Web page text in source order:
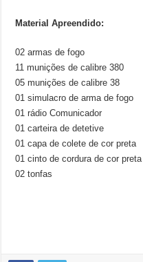
Material Apreendido:
02 armas de fogo
11 munições de calibre 380
05 munições de calibre 38
01 simulacro de arma de fogo
01 rádio Comunicador
01 carteira de detetive
01 capa de colete de cor preta
01 cinto de cordura de cor preta
02 tonfas